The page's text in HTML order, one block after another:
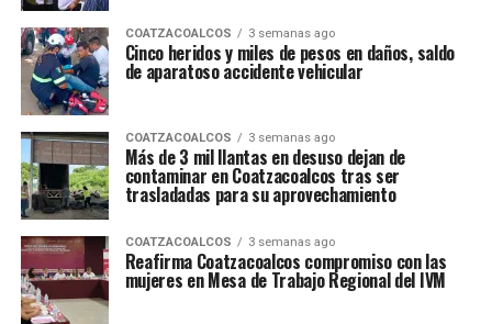
COATZACOALCOS 3 semanas ago
Cinco heridos y miles de pesos en daños, saldo
de aparatoso accidente vehicular
COATZACOALCOS 3 semanas ago
Más de 3 mil llantas en desuso dejan de
contaminar en Coatzacoalcos tras ser
trasladadas para su aprovechamiento
COATZACOALCOS 3 semanas ago
Reafirma Coatzacoalcos compromiso con las
mujeres en Mesa de Trabajo Regional del IVM